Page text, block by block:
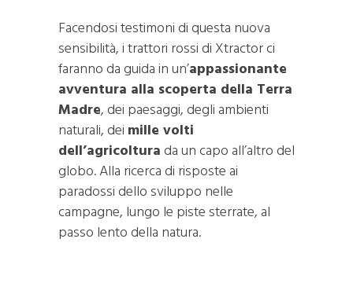
Facendosi testimoni di questa nuova
sensibilità, i trattori rossi di Xtractor ci
faranno da guida in un’appassionante
avventura alla scoperta della Terra
Madre, dei paesaggi, degli ambienti
naturali, dei mille volti
dell’agricolturada un capo all’altro del
globo. Alla ricerca di risposte ai
paradossi dello sviluppo nelle
campagne, lungo le piste sterrate, al
passo lento della natura.